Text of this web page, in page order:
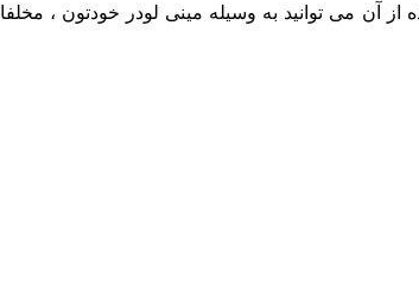
از آن می توانید به وسیله مینی لودر